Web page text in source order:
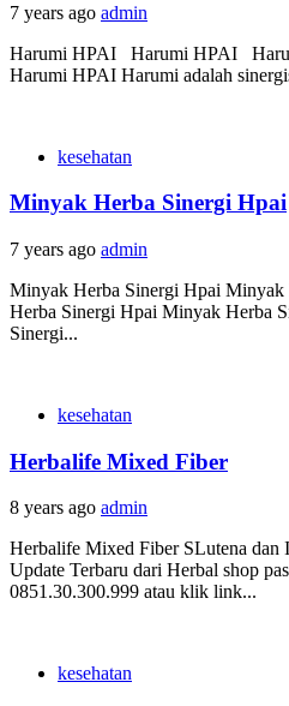
7 years ago admin
Harumi HPAI Harumi HPAI
Harumi HPAI Harumi adalah
kesehatan
Minyak Herba Sinergi Hpai
7 years ago admin
Minyak Herba Sinergi Hpai
Herba Sinergi Hpai Minyak Herba
Sinergi...
kesehatan
Herbalife Mixed Fiber
8 years ago admin
Herbalife Mixed Fiber SLutena dan
Update Terbaru dari Herbal shop
0851.30.300.999 atau klik link...
kesehatan